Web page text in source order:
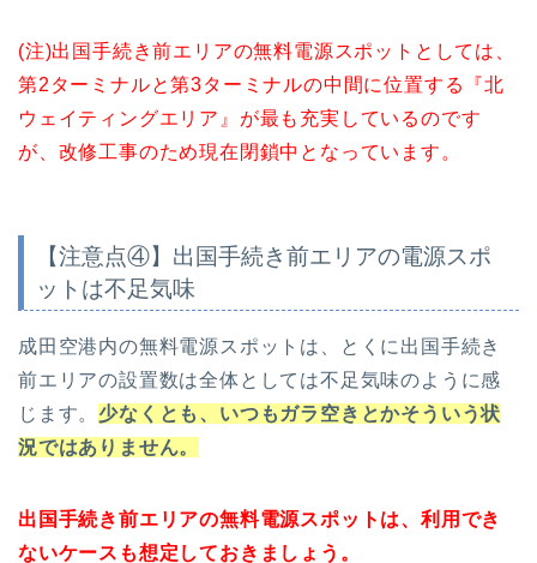
(注)出国手続き前エリアの無料電源スポットとしては、
第2ターミナルと第3ターミナルの中間に位置する『北
ウェイティングエリア』が最も充実しているのです
が、改修工事のため現在閉鎖中となっています。
【注意点④】出国手続き前エリアの電源スポ
ットは不足気味
成田空港内の無料電源スポットは、とくに出国手続き
前エリアの設置数は全体としては不足気味のように感
じます。 少なくとも、いつもガラ空きとかそういう状
況ではありません。
出国手続き前エリアの無料電源スポットは、利用でき
ないケースも想定しておきましょう。